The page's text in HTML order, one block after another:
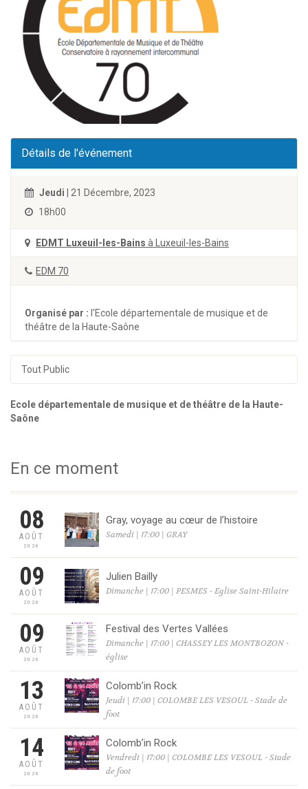
Détails de l'événement
Jeudi | 21 Décembre, 2023
18h00
EDMT Luxeuil-les-Bains à Luxeuil-les-Bains
EDM 70
Organisé par : l'Ecole départementale de musique et de
théâtre de la Haute-Saône
Tout Public
Ecole départementale de musique et de théâtre de la Haute-
Saône
En ce moment
08
AOÛT
2026
Gray, voyage au cœur de l’histoire
Samedi | 17:00 | GRAY
09
AOÛT
2026
Julien Bailly
Dimanche | 17:00 | PESMES - Eglise Saint-Hilaire
09
AOÛT
2026
Festival des Vertes Vallées
Dimanche | 17:00 | CHASSEY LES MONTBOZON -
église
13
AOÛT
2026
Colomb’in Rock
Jeudi | 17:00 | COLOMBE LES VESOUL - Stade de
foot
14
AOÛT
2026
Colomb’in Rock
Vendredi | 17:00 | COLOMBE LES VESOUL - Stade
de foot